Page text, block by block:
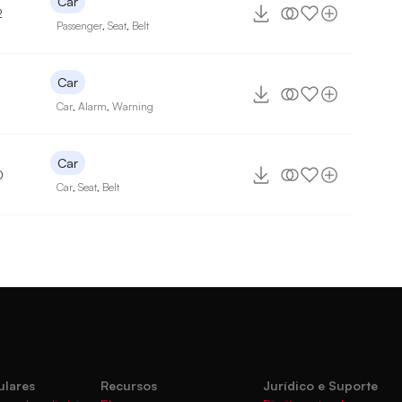
Passenger ,Seat Belt
Car
Car ,Alarm ,Warning
Car
Car ,Seat Belt
Recursos
Jurídico e Suporte